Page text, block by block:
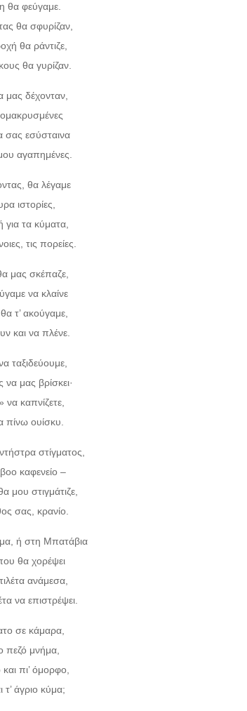
θα φεύγαμε.
θα σφυρίζαν,
θα ράντιζε,
θα γυρίζαν.
μας δέχονταν,
σας εσύσταινα
αγαπημένες.
θα λέγαμε
ιστορίες,
για τα κύματα,
τις πορείες.
μας σκέπαζε,
να κλαίνε
τ’ ακούγαμε,
και να πλένε.
ταξιδεύουμε,
μας βρίσκει·
να καπνίζετε,
πίνω ουίσκυ.
στίγματος,
καφενείο –
μου στιγμάτιζε,
σας, κρανίο.
ή στη Μπατάβια
θα χορέψει
ανάμεσα,
να επιστρέψει.
σε κάμαρα,
πεζό μνήμα,
και πι’ όμορφο,
άγριο κύμα;